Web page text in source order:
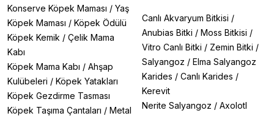
Konserve Köpek Maması / Yaş
Köpek Maması / Köpek Ödülü
Köpek Kemik / Çelik Mama
Kabı
Köpek Mama Kabı / Ahşap
Kulübeleri / Köpek Yatakları
Köpek Gezdirme Tasması
Köpek Taşıma Çantaları / Metal
Canlı Akvaryum Bitkisi /
Anubias Bitki / Moss Bitkisi /
Vitro Canlı Bitki / Zemin Bitki /
Salyangoz / Elma Salyangoz
Karides / Canlı Karides /
Kerevit
Nerite Salyangoz / Axolotl